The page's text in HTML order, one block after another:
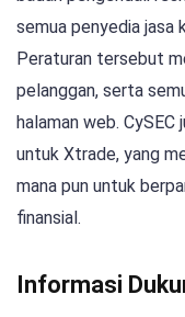
semua penyedia jasa
Peraturan tersebut
pelanggan, serta
halaman web.
untuk Xtrade, yang
mana pun untuk
finansial.
Informasi